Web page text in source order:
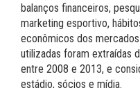
balanços financeiros,
marketing esportivo,
econômicos dos
utilizadas foram extraídas
entre 2008 e 2013, e
estádio, sócios e mídia.